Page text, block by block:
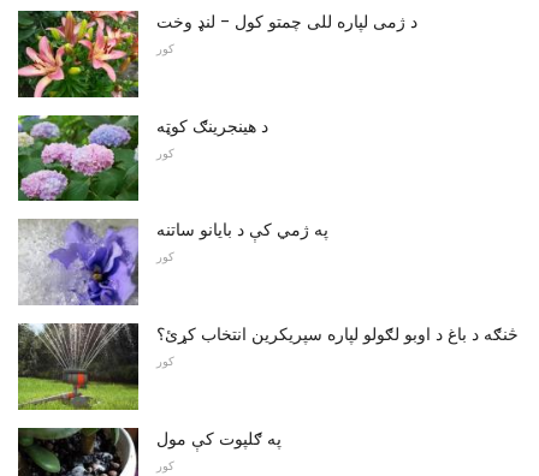
د ژمی لپاره للی چمتو کول - لنډ وخت
کور
د هینجرینګ کوټه
کور
په ژمي کې د بایانو ساتنه
کور
څنګه د باغ د اوبو لګولو لپاره سپریکرین انتخاب کړئ؟
کور
په ګلپوت کې مول
کور